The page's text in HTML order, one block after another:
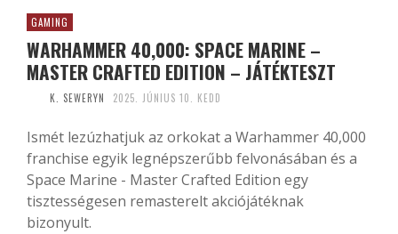
GAMING
WARHAMMER 40,000: SPACE MARINE –
MASTER CRAFTED EDITION – JÁTÉKTESZT
K. SEWERYN 2025. JÚNIUS 10. KEDD
Ismét lezúzhatjuk az orkokat a Warhammer 40,000
franchise egyik legnépszerűbb felvonásában és a
Space Marine - Master Crafted Edition egy
tisztességesen remasterelt akciójátéknak
bizonyult.